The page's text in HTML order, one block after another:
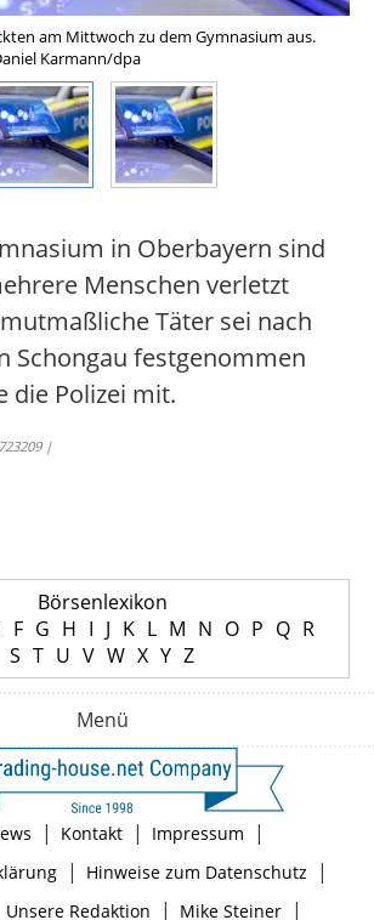
am Mittwoch zu dem Gymnasium aus.
Karmann/dpa
in Oberbayern sind
Menschen verletzt
Täter sei nach
Schongau festgenommen
die Polizei mit.
|
Börsenlexikon
F G H I J K L M N O P Q R
S T U V W X Y Z
Menü
| Kontakt | Impressum |
| Hinweise zum Datenschutz |
Unsere Redaktion | Mike Steiner|